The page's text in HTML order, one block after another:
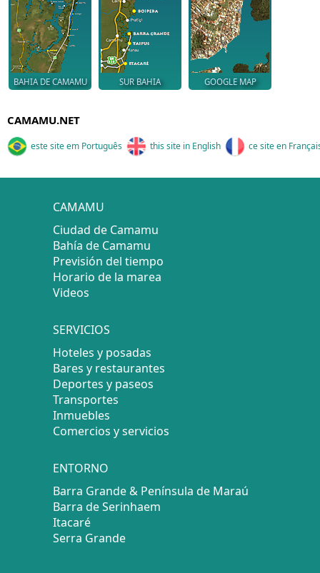
BAHIA DE CAMAMU SUR BAHIA GOOGLE MAP
CAMAMU.NET
este site em Português this site in English ce site en
CAMAMU
Ciudad de Camamu
Bahía de Camamu
Previsión del tiempo
Horario de la marea
Videos
SERVICIOS
Hoteles y posadas
Bares y restaurantes
Deportes y paseos
Transportes
Inmuebles
Comercios y servicios
ENTORNO
Barra Grande & Península de Maraú
Barra de Serinhaem
Itacaré
Serra Grande